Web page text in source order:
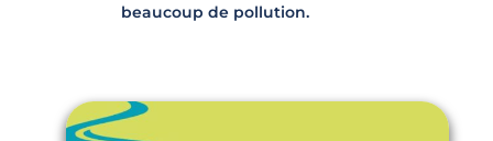
beaucoup de pollution.